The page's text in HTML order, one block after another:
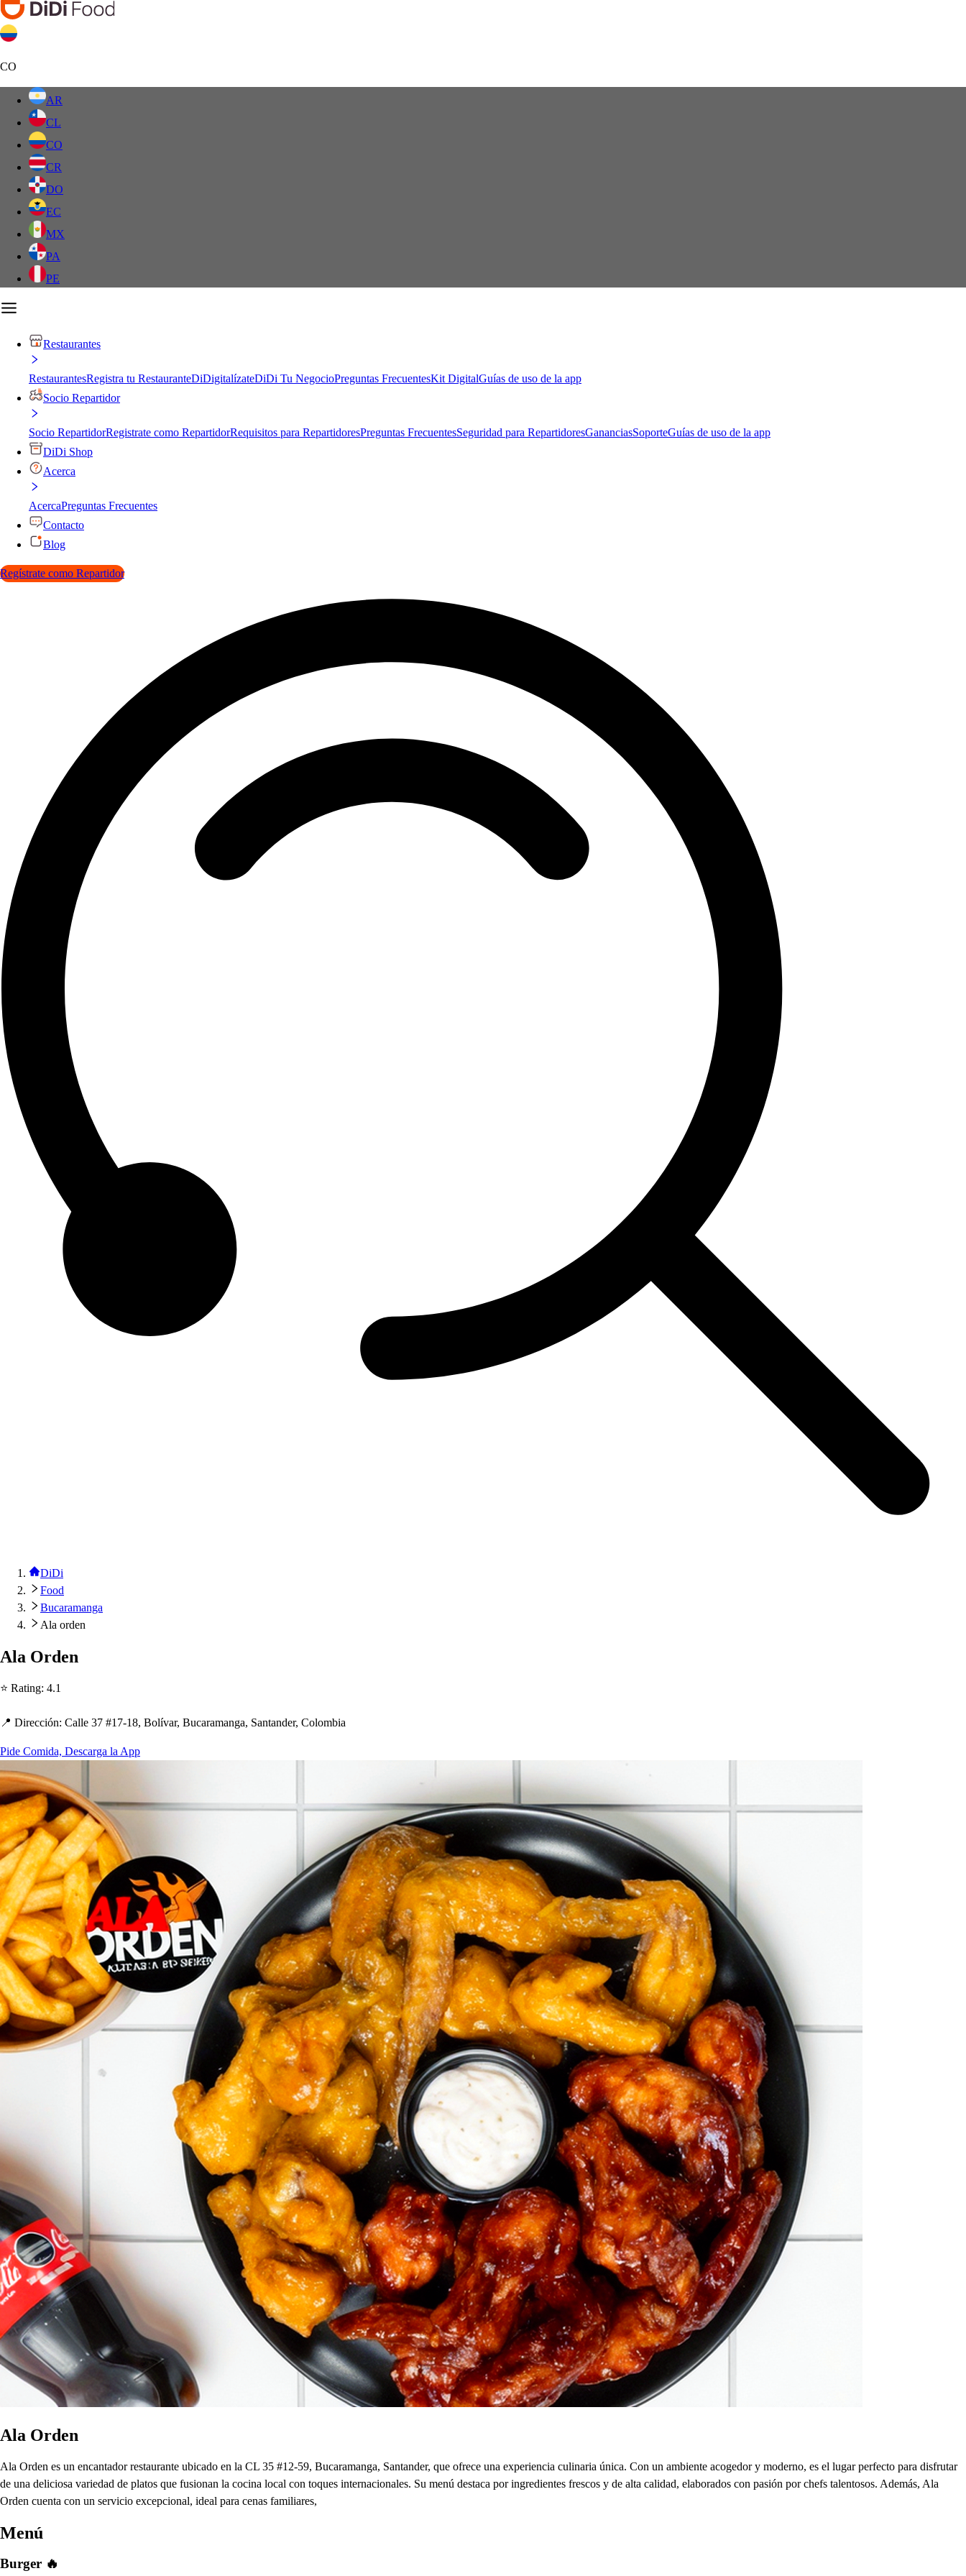
CO
AR
CL
CO
CR
DO
EC
MX
PA
PE
Restaurantes
RestaurantesRegistra tu RestauranteDiDigitalízateDiDi Tu NegocioPreguntas FrecuentesKit DigitalGuías de uso de la app
Socio Repartidor
Socio RepartidorRegistrate como RepartidorRequisitos para RepartidoresPreguntas FrecuentesSeguridad para RepartidoresGananciasSoporteGuías de uso de la app
DiDi Shop
Acerca
AcercaPreguntas Frecuentes
Contacto
Blog
Regístrate como Repartidor
DiDi
Food
Bucaramanga
Ala orden
Ala Orden
⭐ Rating: 4.1
📍 Dirección: Calle 37 #17-18, Bolívar, Bucaramanga, Santander, Colombia
Pide Comida, Descarga la App
Ala Orden
Ala Orden es un encantador restaurante ubicado en la CL 35 #12-59, Bucaramanga, Santander, que ofrece una experiencia culinaria única. Con un ambiente acogedor y moderno, es el lugar perfecto para disfrutar
de una deliciosa variedad de platos que fusionan la cocina local con toques internacionales. Su menú destaca por ingredientes frescos y de alta calidad, elaborados con pasión por chefs talentosos. Además, Ala
Orden cuenta con un servicio excepcional, ideal para cenas familiares,
Menú
Burger 🔥